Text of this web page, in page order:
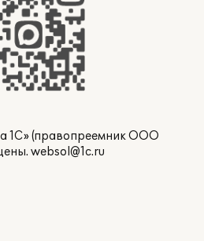
1С» (правопреемник ООО
websol@1c.ru